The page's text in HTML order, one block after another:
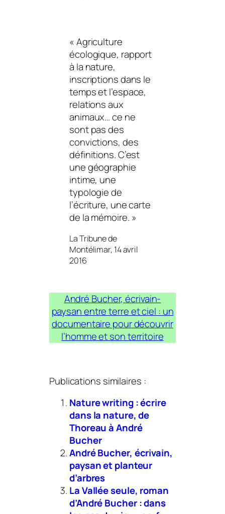
« Agriculture
écologique, rapport
à la nature,
inscriptions dans le
temps et l’espace,
relations aux
animaux… ce ne
sont pas des
convictions, des
définitions. C’est
une géographie
intime, une
typologie de
l’écriture, une carte
de la mémoire. »
La Tribune de
Montélimar, 14 avril
2016
André Bucher, écrivain-
paysan entre terre et ciel : un
documentaire pour découvrir
l’homme et son territoire
Publications similaires :
Nature writing : écrire
dans la nature, de
Thoreau à André
Bucher
André Bucher, écrivain,
paysan et planteur
d’arbres
La Vallée seule, roman
d’André Bucher : dans